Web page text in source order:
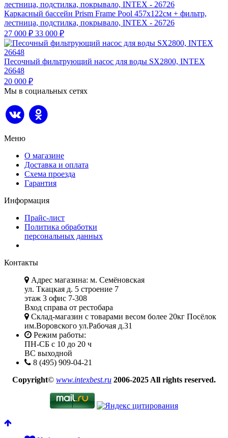
Каркасный бассейн Prism Frame Pool 457х122см + фильтр,
лестница, подстилка, покрывало, INTEX - 26726
27 000 ₽ 33 000 ₽
Песочный фильтрующий насос для воды SX2800, INTEX
26648
20 000 ₽
Мы в социальных сетях
Меню
О магазине
Доставка и оплата
Схема проезда
Гарантия
Информация
Прайс-лист
Политика обработки
персональных данных
Контакты
Адрес магазина: м. Семёновская
ул. Ткацкая д. 5 строение 7
этаж 3 офис 7-308
Вход справа от рестобара
Склад-магазин с товарами весом более 20кг Посёлок
им.Воровского ул.Рабочая д.31
Режим работы:
ПН-СБ с 10 до 20 ч
ВС выходной
8 (495) 909-04-21
Copyright© www.intexbest.ru 2006-2025 All rights reserved.